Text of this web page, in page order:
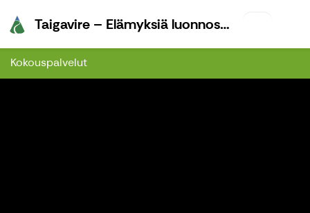
Taigavire – Elämyksiä luonnossa
Kokouspalvelut